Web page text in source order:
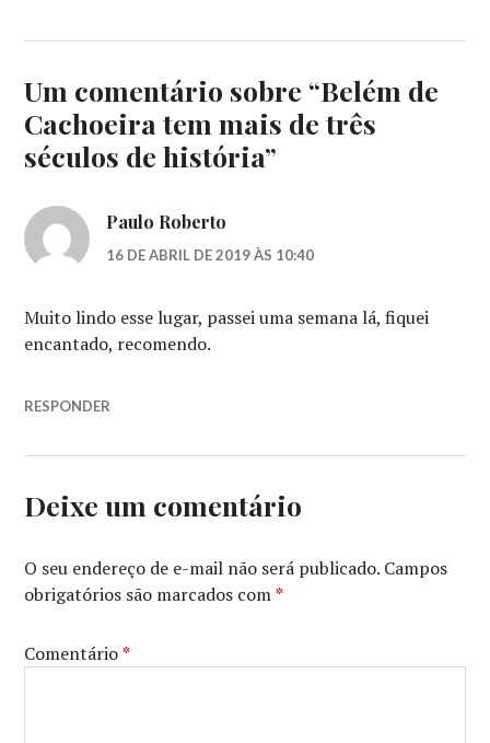
Um comentário sobre “Belém de
Cachoeira tem mais de três
séculos de história”
Paulo Roberto
16 DE ABRIL DE 2019 ÀS 10:40
Muito lindo esse lugar, passei uma semana lá, fiquei
encantado, recomendo.
RESPONDER
Deixe um comentário
O seu endereço de e-mail não será publicado. Campos
obrigatórios são marcados com*
Comentário*